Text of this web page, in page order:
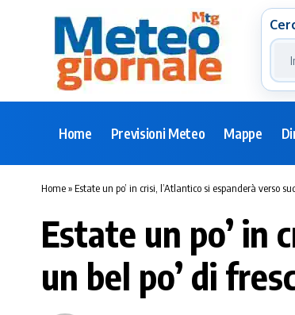
Home Previsioni Meteo Mappe
Home»Estate un po’ in crisi, l’Atlantico si espanderà verso
Estate un po’ in
un bel po’ di